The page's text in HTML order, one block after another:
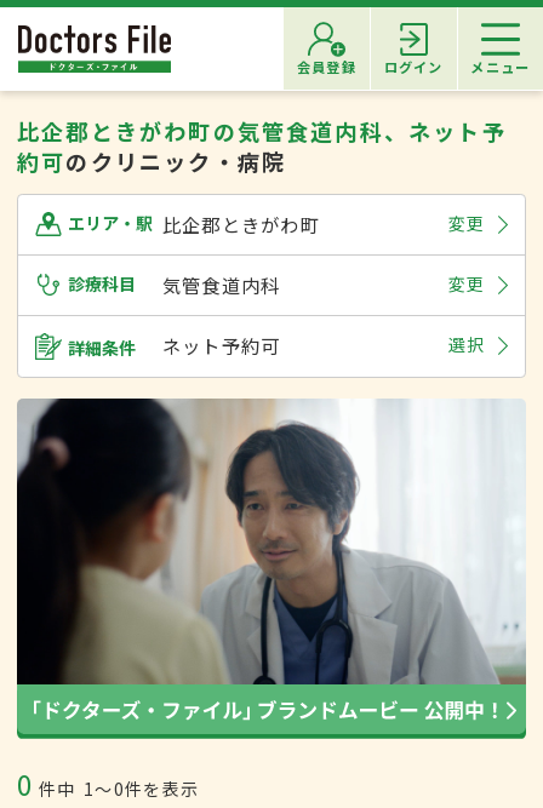
会員登録 ログイン メニュー
比企郡ときがわ町の気管食道内科、ネット予
約可のクリニック・病院
エリア・駅 比企郡ときがわ町 変更
診療科目 気管食道内科 変更
詳細条件 ネット予約可 選択
0 件中 1〜0件を表示